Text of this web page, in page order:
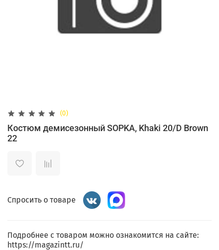
(0)
Костюм демисезонный SOPKA, Khaki 20/D Brown
22
Спросить о товаре
Подробнее с товаром можно ознакомится на сайте:
https://magazintt.ru/